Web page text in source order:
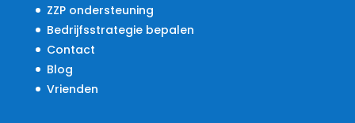
ZZP ondersteuning
Bedrijfsstrategie bepalen
Contact
Blog
Vrienden